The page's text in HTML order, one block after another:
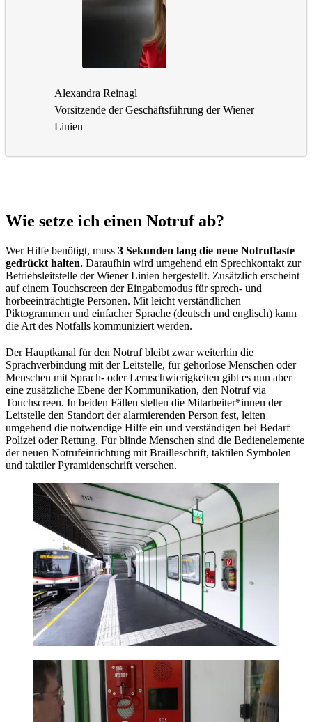
Alexandra Reinagl
Vorsitzende der Geschäftsführung der Wiener
Linien
Wie setze ich einen Notruf ab?
Wer Hilfe benötigt, muss 3 Sekunden lang die neue Notruftaste
gedrückt halten. Daraufhin wird umgehend ein Sprechkontakt zur
Betriebsleitstelle der Wiener Linien hergestellt. Zusätzlich erscheint
auf einem Touchscreen der Eingabemodus für sprech- und
hörbeeinträchtigte Personen. Mit leicht verständlichen
Piktogrammen und einfacher Sprache (deutsch und englisch) kann
die Art des Notfalls kommuniziert werden.
Der Hauptkanal für den Notruf bleibt zwar weiterhin die
Sprachverbindung mit der Leitstelle, für gehörlose Menschen oder
Menschen mit Sprach- oder Lernschwierigkeiten gibt es nun aber
eine zusätzliche Ebene der Kommunikation, den Notruf via
Touchscreen. In beiden Fällen stellen die Mitarbeiter*innen der
Leitstelle den Standort der alarmierenden Person fest, leiten
umgehend die notwendige Hilfe ein und verständigen bei Bedarf
Polizei oder Rettung. Für blinde Menschen sind die Bedienelemente
der neuen Notrufeinrichtung mit Brailleschrift, taktilen Symbolen
und taktiler Pyramidenschrift versehen.